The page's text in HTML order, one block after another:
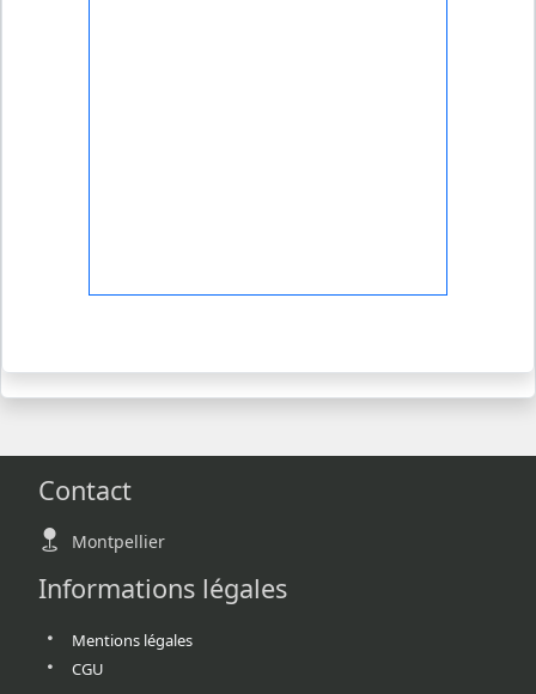
Contact
Montpellier
Informations légales
Mentions légales
CGU